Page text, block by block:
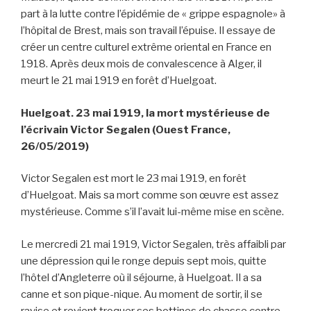
part à la lutte contre l’épidémie de « grippe espagnole» à
l’hôpital de Brest, mais son travail l’épuise. Il essaye de
créer un centre culturel extrême oriental en France en
1918. Après deux mois de convalescence à Alger, il
meurt le 21 mai 1919 en forêt d’Huelgoat.
Huelgoat. 23 mai 1919, la mort mystérieuse de
l’écrivain Victor Segalen (Ouest France,
26/05/2019)
Victor Segalen est mort le 23 mai 1919, en forêt
d’Huelgoat. Mais sa mort comme son œuvre est assez
mystérieuse. Comme s’il l’avait lui-même mise en scène.
Le mercredi 21 mai 1919, Victor Segalen, très affaibli par
une dépression qui le ronge depuis sept mois, quitte
l’hôtel d’Angleterre où il séjourne, à Huelgoat. Il a sa
canne et son pique-nique. Au moment de sortir, il se